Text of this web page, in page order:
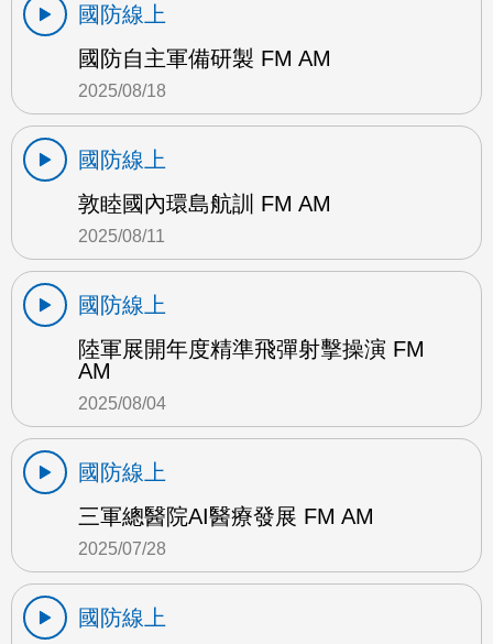
國防線上
國防自主軍備研製 FM AM
2025/08/18
國防線上
敦睦國內環島航訓 FM AM
2025/08/11
國防線上
陸軍展開年度精準飛彈射擊操演 FM
AM
2025/08/04
國防線上
三軍總醫院AI醫療發展 FM AM
2025/07/28
國防線上